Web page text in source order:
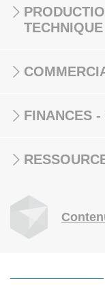
TECHNIQUE
FINANCES